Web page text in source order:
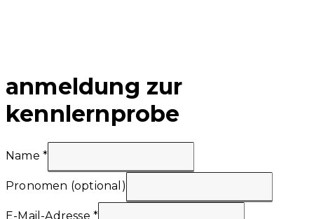
anmeldung zur
kennlernprobe
Name *
Pronomen (optional)
E-Mail-Adresse *